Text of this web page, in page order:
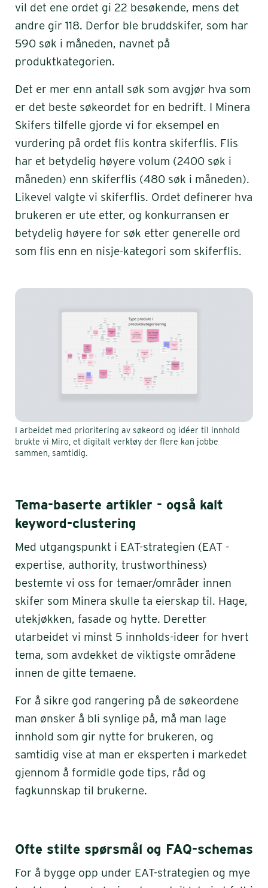
vil det ene ordet gi 22 besøkende, mens det
andre gir 118. Derfor ble bruddskifer, som har
590 søk i måneden, navnet på
produktkategorien.
Det er mer enn antall søk som avgjør hva som
er det beste søkeordet for en bedrift. I Minera
Skifers tilfelle gjorde vi for eksempel en
vurdering på ordet flis kontra skiferflis. Flis
har et betydelig høyere volum (2400 søk i
måneden) enn skiferflis (480 søk i måneden).
Likevel valgte vi skiferflis. Ordet definerer hva
brukeren er ute etter, og konkurransen er
betydelig høyere for søk etter generelle ord
som flis enn en nisje-kategori som skiferflis.
I arbeidet med prioritering av søkeord og idéer til innhold
brukte vi Miro, et digitalt verktøy der flere kan jobbe
sammen, samtidig.
Tema-baserte artikler - også kalt
keyword-clustering
Med utgangspunkt i EAT-strategien (EAT -
expertise, authority, trustworthiness)
bestemte vi oss for temaer/områder innen
skifer som Minera skulle ta eierskap til. Hage,
utekjøkken, fasade og hytte. Deretter
utarbeidet vi minst 5 innholds-ideer for hvert
tema, som avdekket de viktigste områdene
innen de gitte temaene.
For å sikre god rangering på de søkeordene
man ønsker å bli synlige på, må man lage
innhold som gir nytte for brukeren, og
samtidig vise at man er eksperten i markedet
gjennom å formidle gode tips, råd og
fagkunnskap til brukerne.
Ofte stilte spørsmål og FAQ-schemas
For å bygge opp under EAT-strategien og mye